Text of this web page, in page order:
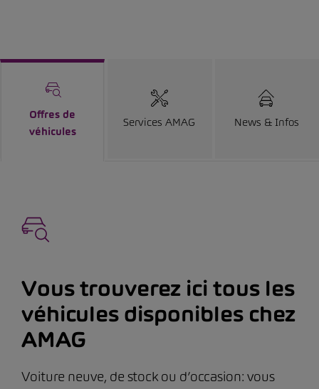
Offres de
véhicules
Services AMAG News & Infos
Vous trouverez ici tous les
véhicules disponibles chez
AMAG
Voiture neuve, de stock ou d’occasion: vous